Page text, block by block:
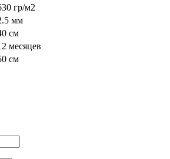
гр/м2
мм
см
месяцев
см